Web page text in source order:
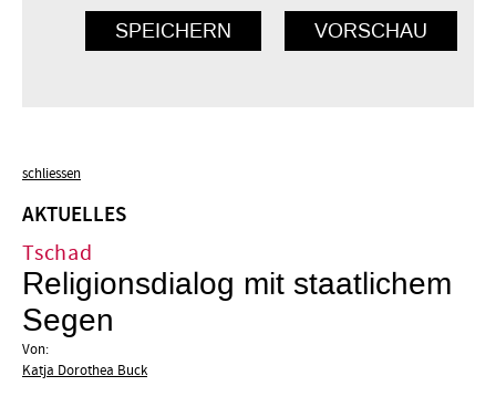
schliessen
AKTUELLES
Tschad
Religionsdialog mit staatlichem
Segen
Von:
Katja Dorothea Buck